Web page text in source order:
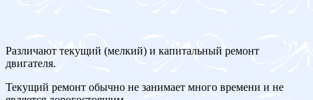
Различают текущий (мелкий) и капитальный ремонт
двигателя.
Текущий ремонт обычно не занимает много времени и не